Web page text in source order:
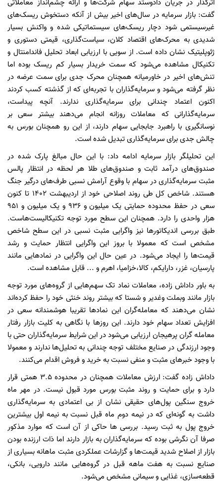
اثرگذار در جریان دادوستد سهام شرکت‌ها و ارائه چشم‌انداز معاملاتی
گفت: بازار سرمایه در سال‌های اخیر بیش از آنکه دستخوش ریسک‌های
غیرسیستمی شود دچار ریسک‌های سیستماتیکی شده و واکنش بسیار
شدیدی به محرک‌های اقتصاد کلان، سیاست‌گذاری، قیمتی دستوری و
ژئوپلیتیک نشان داده است. از سویی با ارزیابی ابعاد تحلیل فاندامنتال و
تکنیکال مشاهده می‌شود که سمت خریدار بسیار کم ریسک بوده اما
تنش‌های اخیر در خاورمیانه همچنان محرک جدی برای سمت عرضه در
نظر گرفته می‌شود و سرمایه‌گذاران با تجربه‌ای که از گذشته کسب کردند
اکنون اعتماد چندانی برای سرمایه‌گذاری ندارند. آنچه پیداست،
سرمایه‌گذارانی که معاملات روزانه انجام می‌دهند بیشتر سعی بر
نوسانگیری با راهبرد جابجایی سهام دارند، از این رو همچنان بورس به
چالش جدی برای سرمایه‌گذاری تبدیل شده است.
این تحلیلگر بازار سرمایه ادامه داد: با این حال مبالغ پارک شده در
صندوق‌های درآمد ثابت و صندوق‌های طلا هر لحظه در انتظار پالس
مثبت سرمایه‌گذاری در سهام با وقوع آرامش نسبی طرف‌های درگیر جنگ
هستند. شاخص کل طی روند اصلاحی خود از اردیبهشت ۱۴۰۲ تا کنون
سعی در حفظ محدوده حمایتی یک میلیون و ۹۳۶ و یک میلیون و ۹۵۱
هزار واحدی را دارد. همچنان این سطح مورد توجه تکنیکالیست‌هاست.
طبق بررسی اندیکاتورها نیز واگرایی مثبت نسبی در این سطح شاخص
مشخص است که معمولا با بروز این واگرایی انتظار حمایت و رشد
قیمت‌ها را ایجاد می‌شود. در عین حال این واگرایی در نمادهایی مانند
پارسیان، غزر، دارایکم، کالا،خزامیا، اهرم و ... قابل مشاهده است.
به باور داداش زاده، معاملات نماد تک سهم‌هایی از گروه‌های مورد توجه
بازار مانند وبملت وغدیر و شستا که بیشتر روند خنثی خود را حفظ کرده‌اند
نشان می‌دهند که معامله‌گران این نمادها تقریبا هوشمندانه سعی در
افزایش تعداد سهام خود دارند. این روزها با نگاهی به کلیت بازار رفتار
معامله گران پرهیجان ارزیابی می‌شود در این شرایط سرمایه‌گذاران حتی با
وجود ارزندگی در صنایع مختلف توجه چندانی به تحلیل‌ها ندارند و معمولا
با وجود خبرهای مثبت و منفی نسبت به خرید و فروش اقدام می‌کنند.
داداش زاده گفت: ارزش معاملات همچنان در محدوده ۳.۵ همتی قرار
دارد و برای حمایت و روند مثبت بورس مورد قبول نیست. در مهر ماه
خروج سنگین پول‌های حقیقی نشان از بی اعتمادی به سرمایه‌گذاری
داشت به گونه‌ای که در نیمه دوم ماه قبل نسبت به نیمه اول بیشترین
خروج پول به ثبت رسید. بررسی ها حاکی از آن است که موارد مذکور
صرفا آن نگرشی بوده که سرمایه‌گذاران به بازار دارند اما ذات ارزنده بودن
بازار از اصلاح شدید قیمت‌ها و گزارشات عملکردی مثبت ماهانه بسیاری از
صنایع نسبت به هفت ماهه قبل در گروه‌هایی مانند دارویی، بانکی،
قطعه‌سازی، غذایی و سیمانی مشخص می‌شود.